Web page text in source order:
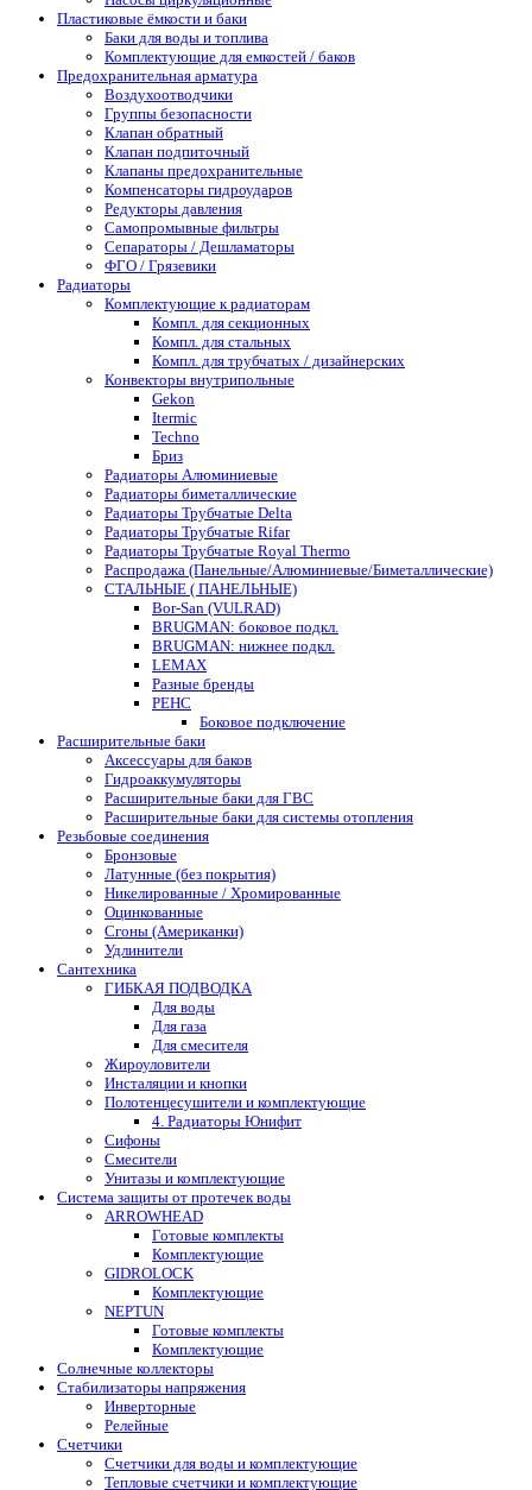
Пластиковые ёмкости и баки
Баки для воды и топлива
Комплектующие для емкостей / баков
Предохранительная арматура
Воздухоотводчики
Группы безопасности
Клапан обратный
Клапан подпиточный
Клапаны предохранительные
Компенсаторы гидроударов
Редукторы давления
Самопромывные фильтры
Сепараторы / Дешламаторы
ФГО / Грязевики
Радиаторы
Комплектующие к радиаторам
Компл. для секционных
Компл. для стальных
Компл. для трубчатых / дизайнерских
Конвекторы внутрипольные
Gekon
Itermic
Techno
Бриз
Радиаторы Алюминиевые
Радиаторы биметаллические
Радиаторы Трубчатые Delta
Радиаторы Трубчатые Rifar
Радиаторы Трубчатые Royal Thermo
Распродажа (Панельные/Алюминиевые/Биметаллические)
СТАЛЬНЫЕ ( ПАНЕЛЬНЫЕ)
Bor-San (VULRAD)
BRUGMAN: боковое подкл.
BRUGMAN: нижнее подкл.
LEMAX
Разные бренды
РЕНС
Боковое подключение
Расширительные баки
Аксессуары для баков
Гидроаккумуляторы
Расширительные баки для ГВС
Расширительные баки для системы отопления
Резьбовые соединения
Бронзовые
Латунные (без покрытия)
Никелированные / Хромированные
Оцинкованные
Сгоны (Американки)
Удлинители
Сантехника
ГИБКАЯ ПОДВОДКА
Для воды
Для газа
Для смесителя
Жироуловители
Инсталяции и кнопки
Полотенцесушители и комплектующие
4. Радиаторы Юнифит
Сифоны
Смесители
Унитазы и комплектующие
Система защиты от протечек воды
ARROWHEAD
Готовые комплекты
Комплектующие
GIDROLOCK
Комплектующие
NEPTUN
Готовые комплекты
Комплектующие
Солнечные коллекторы
Стабилизаторы напряжения
Инверторные
Релейные
Счетчики
Счетчики для воды и комплектующие
Тепловые счетчики и комплектующие